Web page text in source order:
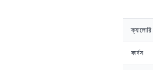
ক্যালোরি
কার্বস